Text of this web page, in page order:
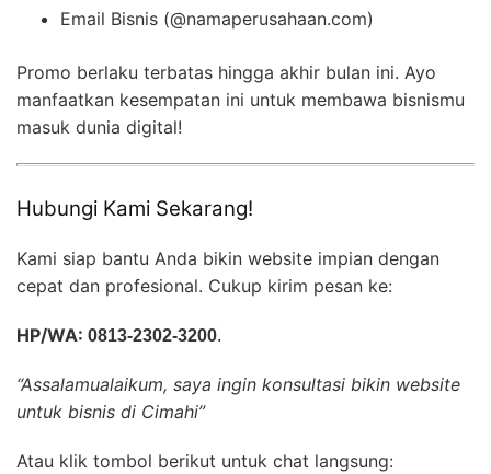
Email Bisnis (@namaperusahaan.com)
Promo berlaku terbatas hingga akhir bulan ini. Ayo
manfaatkan kesempatan ini untuk membawa bisnismu
masuk dunia digital!
Hubungi Kami Sekarang!
Kami siap bantu Anda bikin website impian dengan
cepat dan profesional. Cukup kirim pesan ke:
HP/WA: 0813-2302-3200.
“Assalamualaikum, saya ingin konsultasi bikin website
untuk bisnis di Cimahi”
Atau klik tombol berikut untuk chat langsung: